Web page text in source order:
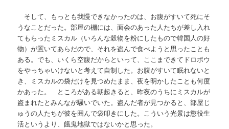
そして、もっとも我慢できなかったのは、お腹がすいて死にそ
うなことだった。部屋の棚には、面会のあった人たちが差し入れ
てもらったミスカル（いろんな穀物を粉にしたもので韓国人の好
物）が置いてあらだので、それを盗んで食べようと思ったことも
ある。でも、いくら空腹だからといって、ここまできてドロボウ
をやっちゃいけないと考えて自制した。お腹がすいて眠れないと
き、ミスカルの袋だけを見つめたまま、夜を明かしたことも何度
かあった。 ところがある朝起きると、昨夜のうちにミスカルが
盗まれたとみんなが騒いでいた。盗んだ者が見つかると、部屋じ
ゅうの人たちが彼を囲んで袋叩きにした。こういう光景は懲役生
活というより、餓鬼地獄ではないかと思った。